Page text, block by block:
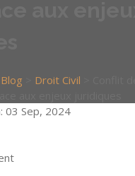
Blog Droit Civil
03 Sep, 2024